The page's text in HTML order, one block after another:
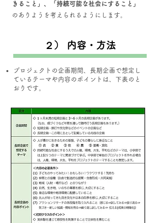
きること」、「持続可能な社会にすること」
のありようを考えられるようにします。
２） 内容・方法
プロジェクトの企画期間、長期企画で想定し
ているテーマや内容のポイントは、下表のと
おりです。